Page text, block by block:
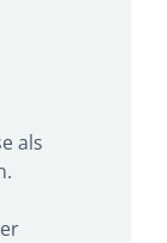
als